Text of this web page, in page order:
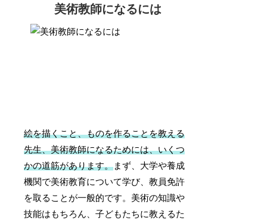
美術教師になるには
絵を描くこと、ものを作ることを教える
先生、美術教師になるためには、いくつ
かの道筋があります。まず、大学や養成
機関で美術教育について学び、教員免許
を取ることが一般的です。美術の知識や
技能はもちろん、子どもたちに教えるた